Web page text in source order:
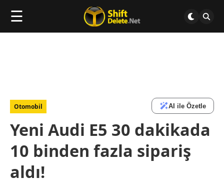
☰
Otomobil AI ile Özetle
Yeni Audi E5 30 dakikada
10 binden fazla sipariş
aldı!